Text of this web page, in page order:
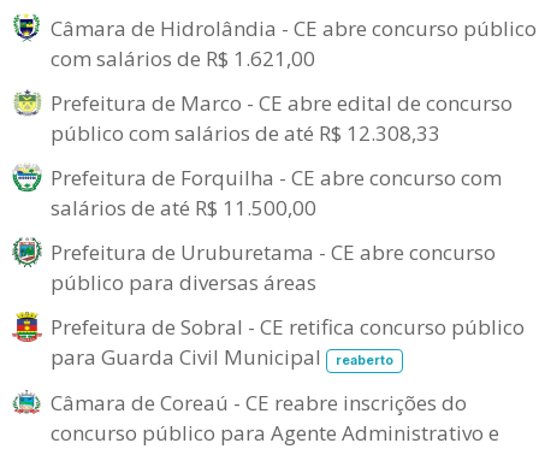
Câmara de Hidrolândia - CE abre concurso público
com salários de R$ 1.621,00
Prefeitura de Marco - CE abre edital de concurso
público com salários de até R$ 12.308,33
Prefeitura de Forquilha - CE abre concurso com
salários de até R$ 11.500,00
Prefeitura de Uruburetama - CE abre concurso
público para diversas áreas
Prefeitura de Sobral - CE retifica concurso público
para Guarda Civil Municipal
reaberto
Câmara de Coreaú - CE reabre inscrições do
concurso público para Agente Administrativo e